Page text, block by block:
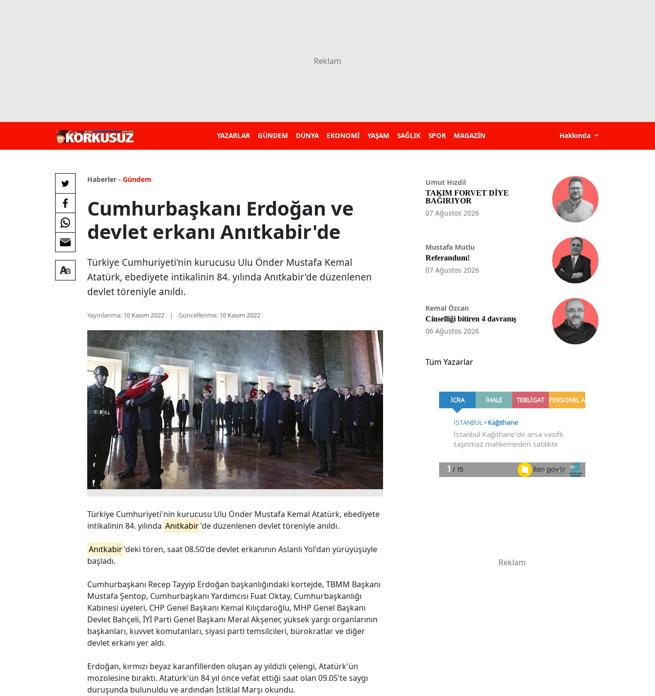
YAZARLAR GÜNDEM DÜNYA EKONOMİ YAŞAM SAĞLIK SPOR MAGAZİN Hakkında
Haberler - Gündem
Cumhurbaşkanı Erdoğan ve
devlet erkanı Anıtkabir'de
Türkiye Cumhuriyeti'nin kurucusu Ulu Önder Mustafa Kemal
Atatürk, ebediyete intikalinin 84. yılında Anıtkabir'de düzenlenen
devlet töreniyle anıldı.
Yayınlanma: 10 Kasım 2022 Güncellenme: 10 Kasım 2022
Türkiye Cumhuriyeti'nin kurucusu Ulu Önder Mustafa Kemal Atatürk, ebediyete
intikalinin 84. yılında Anıtkabir'de düzenlenen devlet töreniyle anıldı.
Anıtkabir'deki tören, saat 08.50'de devlet erkanının Aslanlı Yol'dan yürüyüşüyle
başladı.
Cumhurbaşkanı Recep Tayyip Erdoğan başkanlığındaki kortejde, TBMM Başkanı
Mustafa Şentop, Cumhurbaşkanı Yardımcısı Fuat Oktay, Cumhurbaşkanlığı
Kabinesi üyeleri, CHP Genel Başkanı Kemal Kılıçdaroğlu, MHP Genel Başkanı
Devlet Bahçeli, İYİ Parti Genel Başkanı Meral Akşener, yüksek yargı organlarının
başkanları, kuvvet komutanları, siyasi parti temsilcileri, bürokratlar ve diğer
devlet erkanı yer aldı.
Erdoğan, kırmızı beyaz karanfillerden oluşan ay yıldızlı çelengi, Atatürk'ün
mozolesine bıraktı. Atatürk'ün 84 yıl önce vefat ettiği saat olan 09.05'te saygı
duruşunda bulunuldu ve ardından İstiklal Marşı okundu.
Umut Hızdil
TAKIM FORVET DİYE
BAĞIRIYOR
07 Ağustos 2026
Mustafa Mutlu
Referandum!
07 Ağustos 2026
Kemal Özcan
Cinselliği bitiren 4 davranış
06 Ağustos 2026
Tüm Yazarlar